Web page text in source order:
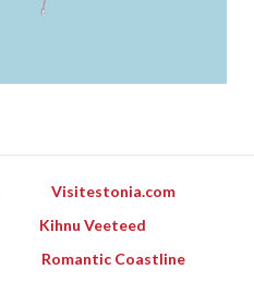
Visitestonia.com
Kihnu Veeteed
Romantic Coastline